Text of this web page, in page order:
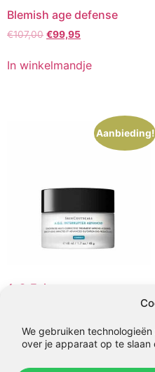
We gebruiken
over je apparaat op te
Blemish age defense
€107,00 Oorspronkelijke
was:
€107,00.
€99,95Huidige
is:
€99,95.
In winkelmandje
Aanbieding!
A.G.E. interrupter
was:
€195,00.
is:
€145,00.
In winkelmandje